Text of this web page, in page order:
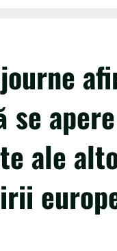
ale